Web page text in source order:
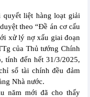
quyết liệt hàng loạt giải
theo “Đề án cơ cấu
xử lý nợ xấu giai đoạn
của Thủ tướng Chính
tính đến hết 31/3/2025,
số tài chính đều đảm
Nhà nước.
năm mới đã cho thấy